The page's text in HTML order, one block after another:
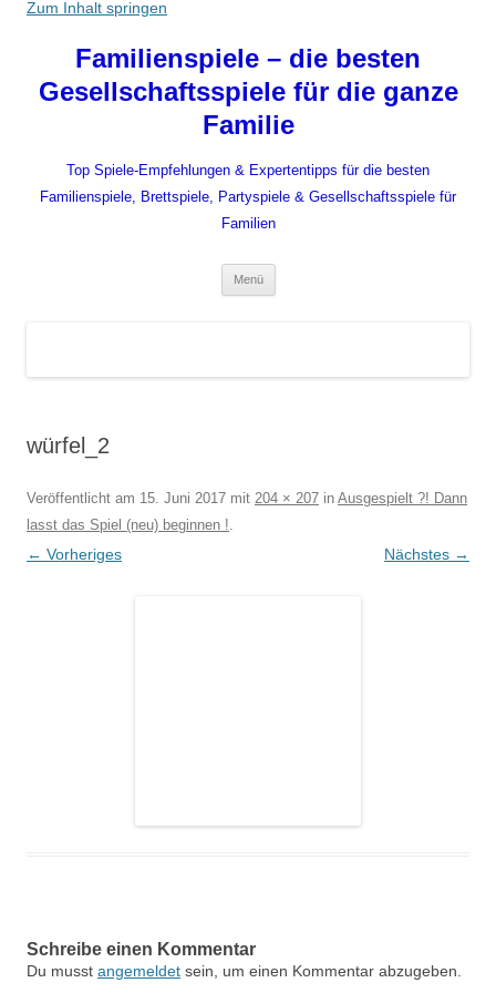
Zum Inhalt springen
Familienspiele – die besten
Gesellschaftsspiele für die ganze
Familie
Top Spiele-Empfehlungen & Expertentipps für die besten
Familienspiele, Brettspiele, Partyspiele & Gesellschaftsspiele für
Familien
Menü
würfel_2
Veröffentlicht am 15. Juni 2017 mit 204 × 207 in Ausgespielt ?! Dann
lasst das Spiel (neu) beginnen !.
← Vorheriges Nächstes →
Schreibe einen Kommentar
Du musst angemeldet sein, um einen Kommentar abzugeben.